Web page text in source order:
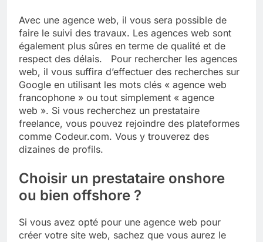
Avec une agence web, il vous sera possible de
faire le suivi des travaux. Les agences web sont
également plus sûres en terme de qualité et de
respect des délais. Pour rechercher les agences
web, il vous suffira d’effectuer des recherches sur
Google en utilisant les mots clés « agence web
francophone » ou tout simplement « agence
web ». Si vous recherchez un prestataire
freelance, vous pouvez rejoindre des plateformes
comme Codeur.com. Vous y trouverez des
dizaines de profils.
Choisir un prestataire onshore
ou bien offshore ?
Si vous avez opté pour une agence web pour
créer votre site web, sachez que vous aurez le